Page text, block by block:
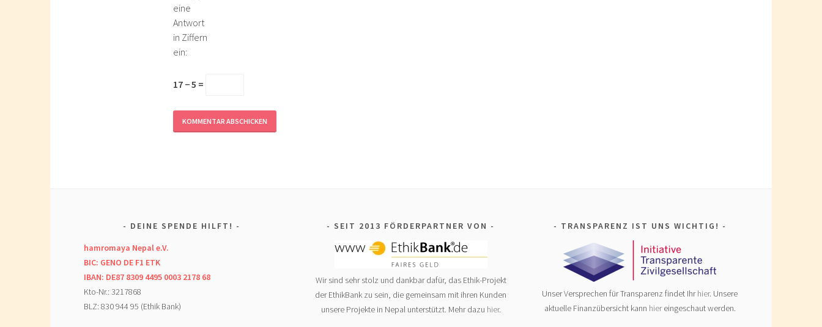
eine
Antwort
in Ziffern
ein:
17 − 5 =
DEINE SPENDE HILFT!
hamromaya Nepal e.V.
BIC: GENO DE F1 ETK
IBAN: DE87 8309 4495 0003 2178 68
Kto-Nr.: 3217868
BLZ: 830 944 95 (Ethik Bank)
SEIT 2013 FÖRDERPARTNER VON
Wir sind sehr stolz und dankbar dafür, das Ethik-Projekt
der EthikBank zu sein, die gemeinsam mit ihren Kunden
unsere Projekte in Nepal unterstützt. Mehr dazu hier.
TRANSPARENZ IST UNS WICHTIG!
Unser Versprechen für Transparenz findet Ihrhier. Unsere
aktuelle Finanzübersicht kann hiereingeschaut werden.